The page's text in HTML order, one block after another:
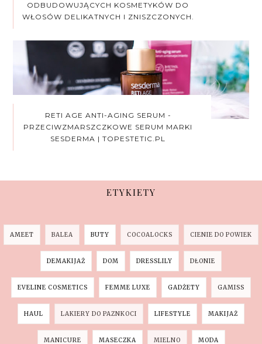
ODBUDOWUJĄCYCH KOSMETYKÓW DO
WŁOSÓW DELIKATNYCH I ZNISZCZONYCH.
RETI AGE ANTI-AGING SERUM -
PRZECIWZMARSZCZKOWE SERUM MARKI
SESDERMA | TOPESTETIC.PL
ETYKIETY
AMEET BALEA BUTY COCOALOCKS CIENIE DO POWIEK
DEMAKIJAŻ DOM DRESSLILY DŁONIE
EVELINE COSMETICS FEMME LUXE GADŻETY GAMISS
HAUL LAKIERY DO PAZNKOCI LIFESTYLE MAKIJAŻ
MANICURE MASECZKA MIELNO MODA